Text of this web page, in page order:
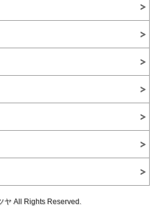
ヤ All Rights Reserved.